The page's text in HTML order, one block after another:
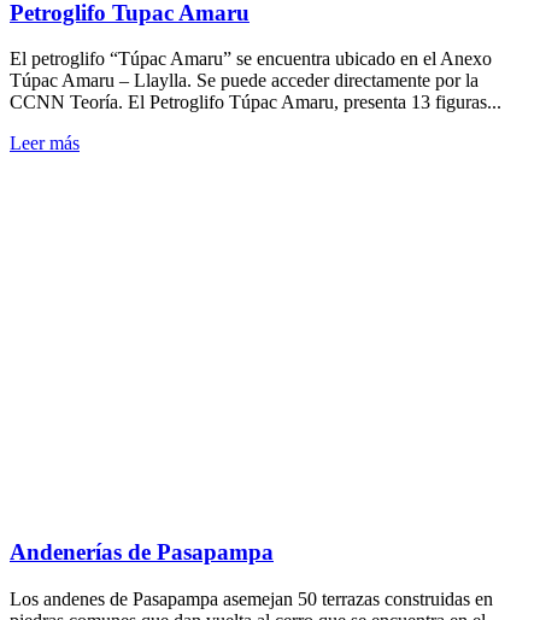
Petroglifo Tupac Amaru
El petroglifo “Túpac Amaru” se encuentra ubicado en el Anexo
Túpac Amaru – Llaylla. Se puede acceder directamente por la
CCNN Teoría. El Petroglifo Túpac Amaru, presenta 13 figuras...
Leer más
Andenerías de Pasapampa
Los andenes de Pasapampa asemejan 50 terrazas construidas en